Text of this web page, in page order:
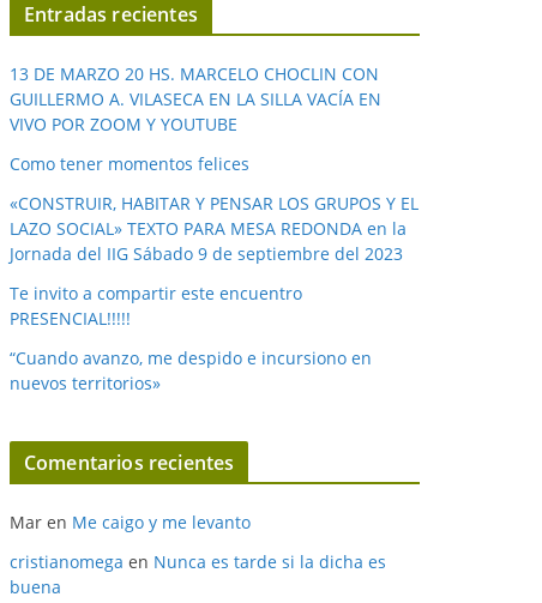
Entradas recientes
13 DE MARZO 20 HS. MARCELO CHOCLIN CON
GUILLERMO A. VILASECA EN LA SILLA VACÍA EN
VIVO POR ZOOM Y YOUTUBE
Como tener momentos felices
«CONSTRUIR, HABITAR Y PENSAR LOS GRUPOS Y EL
LAZO SOCIAL» TEXTO PARA MESA REDONDA en la
Jornada del IIG Sábado 9 de septiembre del 2023
Te invito a compartir este encuentro
PRESENCIAL!!!!!
“Cuando avanzo, me despido e incursiono en
nuevos territorios»
Comentarios recientes
Mar en Me caigo y me levanto
cristianomega en Nunca es tarde si la dicha es
buena